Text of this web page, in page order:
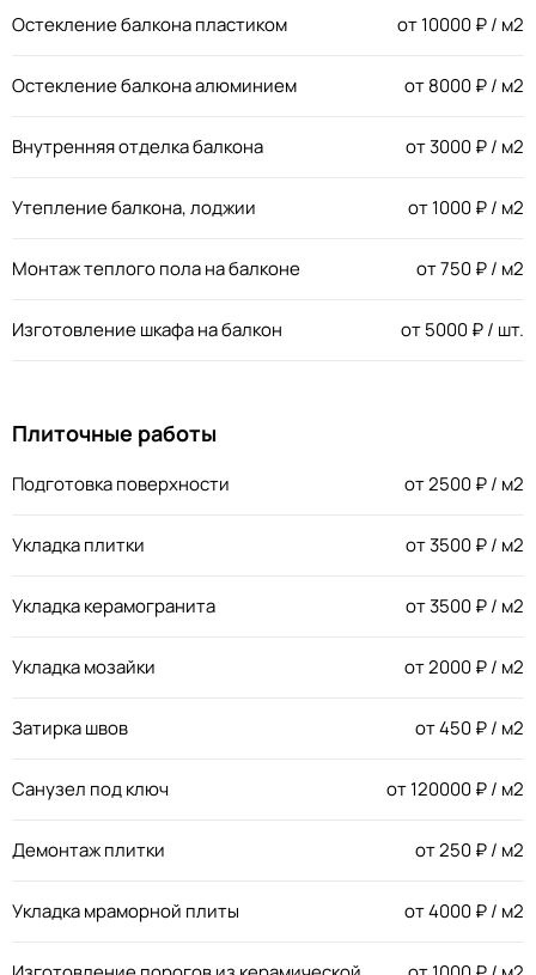
Остекление балкона пластиком от10000₽ / м2
Остекление балкона алюминием от8000₽ / м2
Внутренняя отделка балкона от3000₽ / м2
Утепление балкона, лоджии от1000₽ / м2
Монтаж теплого пола на балконе от750₽ / м2
Изготовление шкафа на балкон от5000₽ / шт.
Плиточные работы
Подготовка поверхности от2500₽ / м2
Укладка плитки от3500₽ / м2
Укладка керамогранита от3500₽ / м2
Укладка мозайки от2000₽ / м2
Затирка швов от450₽ / м2
Санузел под ключ от120000₽ / м2
Демонтаж плитки от250₽ / м2
Укладка мраморной плиты от4000₽ / м2